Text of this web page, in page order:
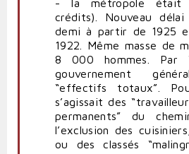
- la métropole était
crédits). Nouveau
demi à partir de 1925
1922. Même masse de
8 000 hommes. Par
gouvernement
“effectifs totaux”.
s’agissait des
permanents” du
l’exclusion des
ou des classés